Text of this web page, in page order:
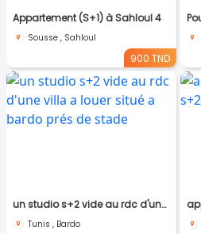
Appartement (S+1) à Sahloul 4
Sousse , Sahloul
900 TND
un studio s+2 vide au rdc d'une villa a louer situé a bardo prés de stade
Tunis , Bardo